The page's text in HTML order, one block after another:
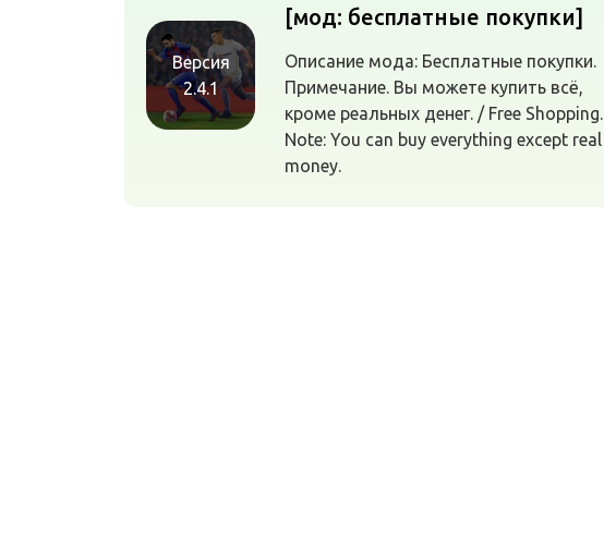
Версия
2.4.1
[мод: бесплатные покупки]
Описание мода: Бесплатные покупки.
Примечание. Вы можете купить всё,
кроме реальных денег. / Free Shopping.
Note: You can buy everything except real
money.